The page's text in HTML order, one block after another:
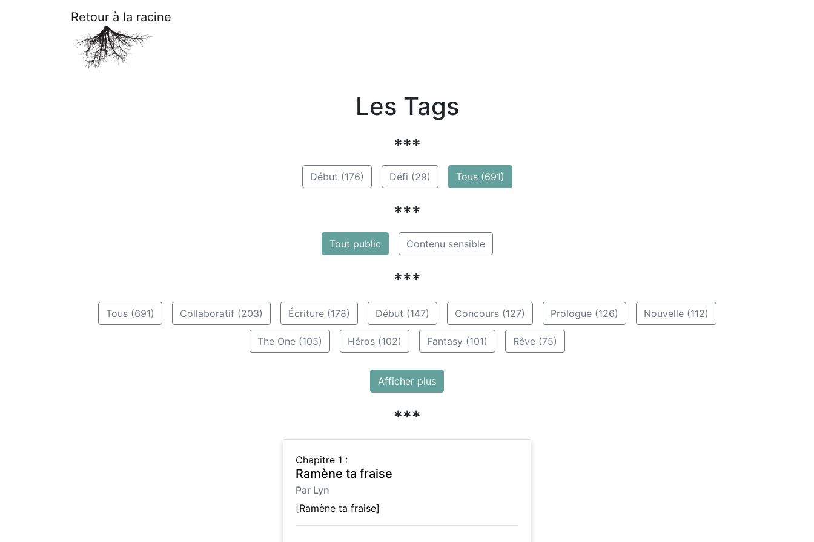
Retour à la racine
Les Tags
***
Début (176) Défi (29) Tous (691)
***
Tout public Contenu sensible
***
Tous (691) Collaboratif (203) Écriture (178) Début (147) Concours (127) Prologue (126) Nouvelle (112)
The One (105) Héros (102) Fantasy (101) Rêve (75)
Afficher plus
***
Chapitre 1 :
Ramène ta fraise
Par Lyn
[Ramène ta fraise]